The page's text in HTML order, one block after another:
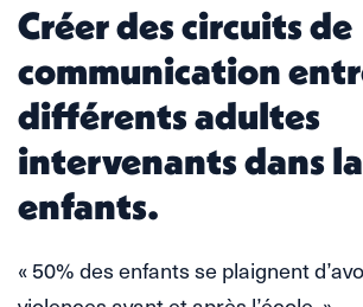
Créer des circuits de
communication
différents adultes
intervenants dans
enfants.
« 50% des enfants se plaignent